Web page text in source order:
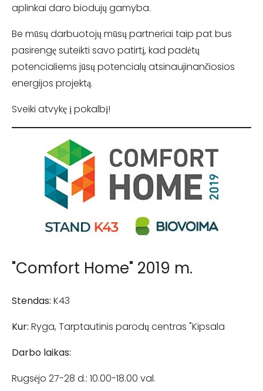
aplinkai daro biodujų gamyba.
Be mūsų darbuotojų mūsų partneriai taip pat bus
pasirengę suteikti savo patirtį, kad padėtų
potencialiems jūsų potencialų atsinaujinančiosios
energijos projektą.
Sveiki atvykę į pokalbį!
"Comfort Home" 2019 m.
Stendas: K43
Kur: Ryga, Tarptautinis parodų centras "Kipsala
Darbo laikas:
Rugsėjo 27-28 d.: 10.00-18.00 val.